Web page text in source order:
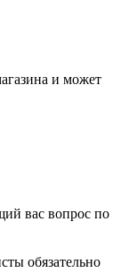
и может
вас вопрос по
обязательно